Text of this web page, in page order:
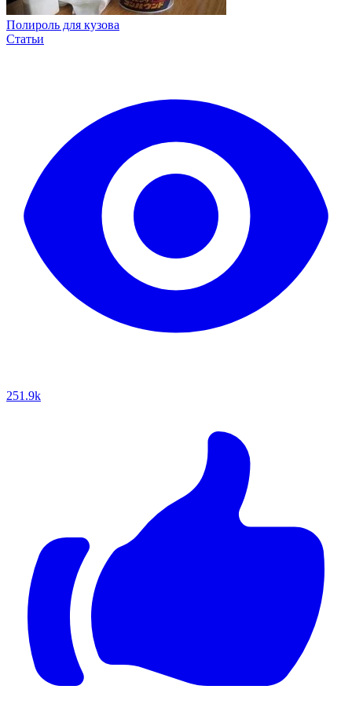
Полироль для кузова
Статьи
251.9k